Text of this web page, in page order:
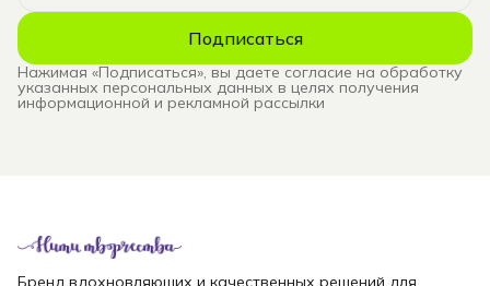
Подписаться
Нажимая «Подписаться», вы даете согласие на обработку
указанных персональных данных в целях получения
информационной и рекламной рассылки